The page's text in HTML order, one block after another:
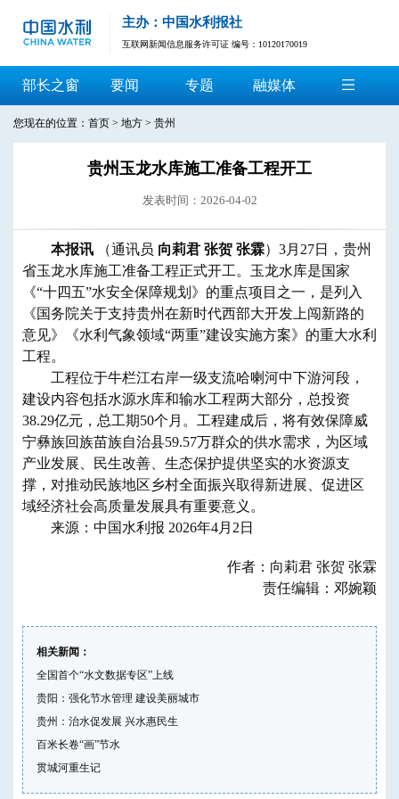
主办：中国水利报社
互联网新闻信息服务许可证 编号：10120170019
部长之窗 要闻 专题 融媒体
您现在的位置： 首页 > 地方 > 贵州
贵州玉龙水库施工准备工程开工
发表时间：2026-04-02
本报讯 （通讯员 向莉君 张贺 张霖）3月27日，贵州
省玉龙水库施工准备工程正式开工。玉龙水库是国家
《“十四五”水安全保障规划》的重点项目之一，是列入
《国务院关于支持贵州在新时代西部大开发上闯新路的
意见》《水利气象领域“两重”建设实施方案》的重大水利
工程。
工程位于牛栏江右岸一级支流哈喇河中下游河段，
建设内容包括水源水库和输水工程两大部分，总投资
38.29亿元，总工期50个月。工程建成后，将有效保障威
宁彝族回族苗族自治县59.57万群众的供水需求，为区域
产业发展、民生改善、生态保护提供坚实的水资源支
撑，对推动民族地区乡村全面振兴取得新进展、促进区
域经济社会高质量发展具有重要意义。
来源：中国水利报 2026年4月2日
作者：向莉君 张贺 张霖
责任编辑：邓婉颖
相关新闻：
全国首个“水文数据专区”上线
贵阳：强化节水管理 建设美丽城市
贵州：治水促发展 兴水惠民生
百米长卷“画”节水
贯城河重生记